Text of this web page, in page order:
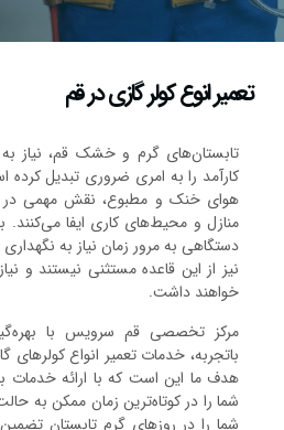
تعمیر انوع کولر گازی در قم
تابستان‌های گرم و خشک قم، نیاز
کارآمد را به امری ضروری تبدیل کرده
هوای خنک و مطبوع، نقش مهمی در
منازل و محیط‌های کاری ایفا می‌کنند.
دستگاهی به مرور زمان نیاز به نگهداری
نیز از این قاعده مستثنی نیستند و
خواهند داشت.
مرکز تخصصی قم سرویس با
باتجربه، خدمات تعمیر انواع کولرهای
هدف ما این است که با ارائه خدمات
شما را در کوتاه‌ترین زمان ممکن به
شما را در روزهای گرم تابستان تضمین